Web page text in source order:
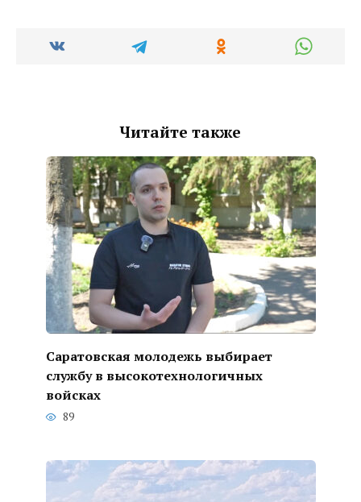
Читайте также
Саратовская молодежь выбирает
службу в высокотехнологичных
войсках
89